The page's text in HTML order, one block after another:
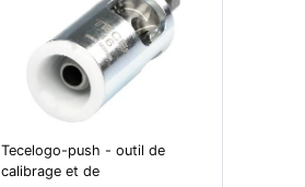
Tecelogo-push - outil de
calibrage et de